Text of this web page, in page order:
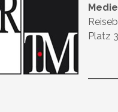
Platz